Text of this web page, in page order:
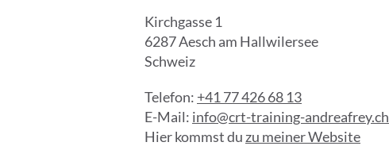
Kirchgasse 1
6287 Aesch am Hallwilersee
Schweiz
Telefon: +41 77 426 68 13
E-Mail: info@crt-training-andreafrey.ch
Hier kommst du zu meiner Website